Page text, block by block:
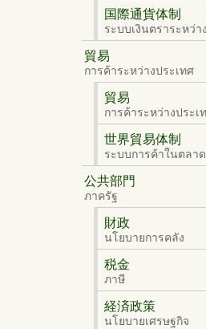
国際通貨体制
ระบบเงินตราระหว่า
貿易
การค้าระหว่างประเทศ
貿易
การค้าระหว่างประเ
世界貿易体制
ระบบการค้าในตลา
公共部門
ภาครัฐ
財政
นโยบายการคลัง
税金
ภาษี
経済政策
นโยบายเศรษฐกิจ